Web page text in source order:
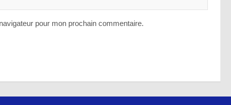
pour mon prochain commentaire.